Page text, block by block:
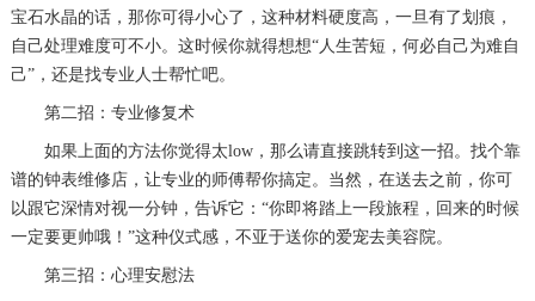
宝石水晶的话，那你可得小心了，这种材料硬度高，一旦有了划痕，
自己处理难度可不小。这时候你就得想想“人生苦短，何必自己为难自
己”，还是找专业人士帮忙吧。
第二招：专业修复术
如果上面的方法你觉得太low，那么请直接跳转到这一招。找个靠
谱的钟表维修店，让专业的师傅帮你搞定。当然，在送去之前，你可
以跟它深情对视一分钟，告诉它：“你即将踏上一段旅程，回来的时候
一定要更帅哦！”这种仪式感，不亚于送你的爱宠去美容院。
第三招：心理安慰法